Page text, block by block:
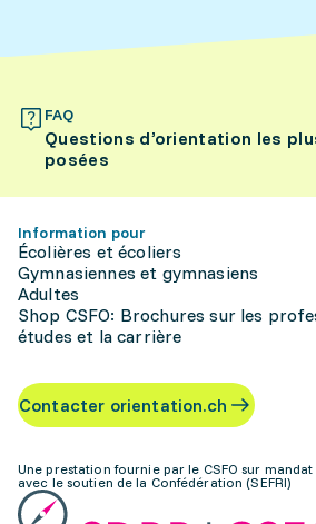
FAQ
Questions d’orientation les
posées
Information pour
Écolières et écoliers
Gymnasiennes et gymnasiens
Adultes
Shop CSFO: Brochures sur les
études et la carrière
Contacter orientation.ch
Une prestation fournie par le CSFO sur mandat
avec le soutien de la Confédération (SEFRI)